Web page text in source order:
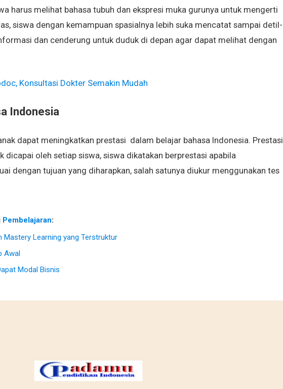
harus melihat bahasa tubuh dan ekspresi muka gurunya untuk mengerti
siswa dengan kemampuan spasialnya lebih suka mencatat sampai detil-
dan cenderung untuk duduk di depan agar dapat melihat dengan
Konsultasi Dokter Semakin Mudah
Indonesia
dapat meningkatkan prestasi dalam belajar bahasa Indonesia. Prestasi
dicapai oleh setiap siswa, siswa dikatakan berprestasi apabila
dengan tujuan yang diharapkan, salah satunya diukur menggunakan tes
Pembelajaran:
Mastery Learning yang Terstruktur
Awal
Modal Bisnis